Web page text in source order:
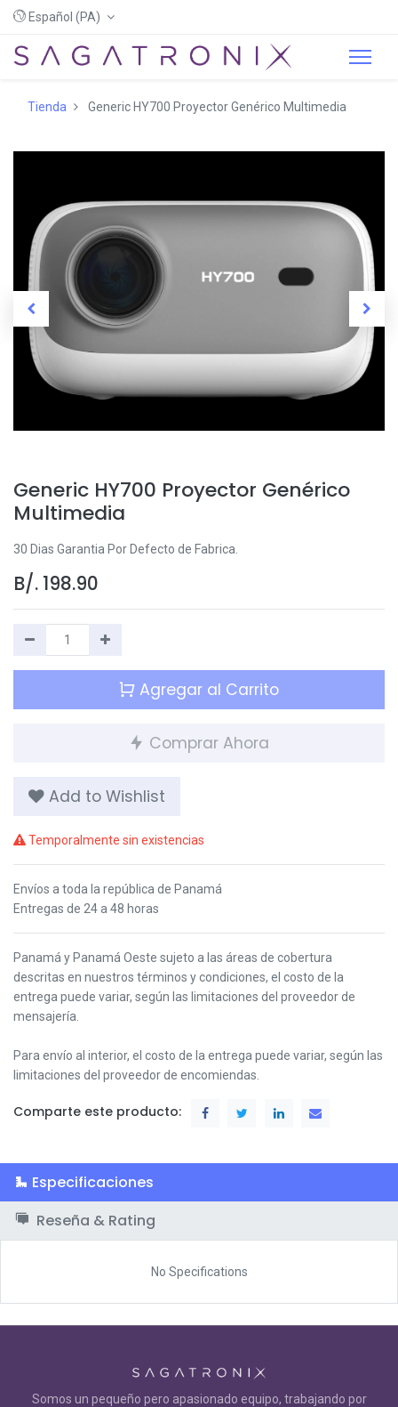
Español (PA)
Tienda Generic HY700 Proyector Genérico Multimedia
Generic HY700 Proyector Genérico
Multimedia
30 Dias Garantia Por Defecto de Fabrica.
B/. 198.90
Agregar al Carrito
Comprar Ahora
Add to Wishlist
Temporalmente sin existencias
Envíos a toda la república de Panamá
Entregas de 24 a 48 horas
Panamá y Panamá Oeste sujeto a las áreas de cobertura
descritas en nuestros términos y condiciones, el costo de la
entrega puede variar, según las limitaciones del proveedor de
mensajería.
Para envío al interior, el costo de la entrega puede variar, según las
limitaciones del proveedor de encomiendas.
Comparte este producto:
Especificaciones
Reseña & Rating
No Specifications
Somos un pequeño pero apasionado equipo, trabajando por